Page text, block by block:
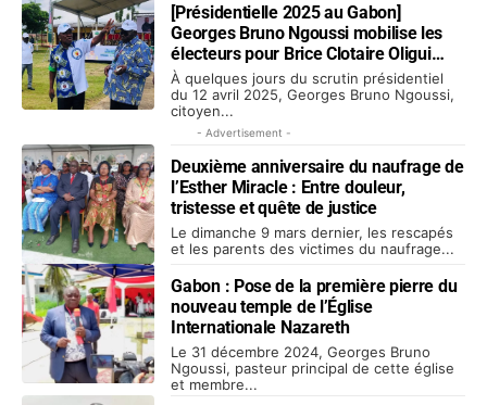
[Présidentielle 2025 au Gabon]
Georges Bruno Ngoussi mobilise les
électeurs pour Brice Clotaire Oligui
Nguema
À quelques jours du scrutin présidentiel
du 12 avril 2025, Georges Bruno Ngoussi,
citoyen...
- Advertisement -
Deuxième anniversaire du naufrage de
l’Esther Miracle : Entre douleur,
tristesse et quête de justice
Le dimanche 9 mars dernier, les rescapés
et les parents des victimes du naufrage...
Gabon : Pose de la première pierre du
nouveau temple de l’Église
Internationale Nazareth
Le 31 décembre 2024, Georges Bruno
Ngoussi, pasteur principal de cette église
et membre...